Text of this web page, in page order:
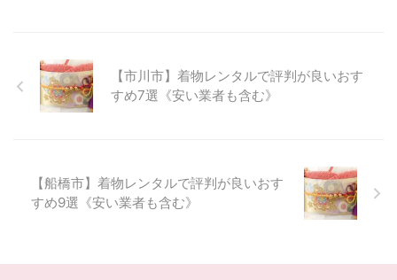
【市川市】着物レンタルで評判が良いおす
すめ7選《安い業者も含む》
【船橋市】着物レンタルで評判が良いおす
すめ9選《安い業者も含む》